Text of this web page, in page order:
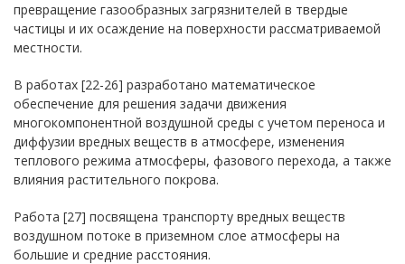
превращение газообразных загрязнителей в твердые
частицы и их осаждение на поверхности рассматриваемой
местности.
В работах [22-26] разработано математическое
обеспечение для решения задачи движения
многокомпонентной воздушной среды с учетом переноса и
диффузии вредных веществ в атмосфере, изменения
теплового режима атмосферы, фазового перехода, а также
влияния растительного покрова.
Работа [27] посвящена транспорту вредных веществ
воздушном потоке в приземном слое атмосферы на
большие и средние расстояния.